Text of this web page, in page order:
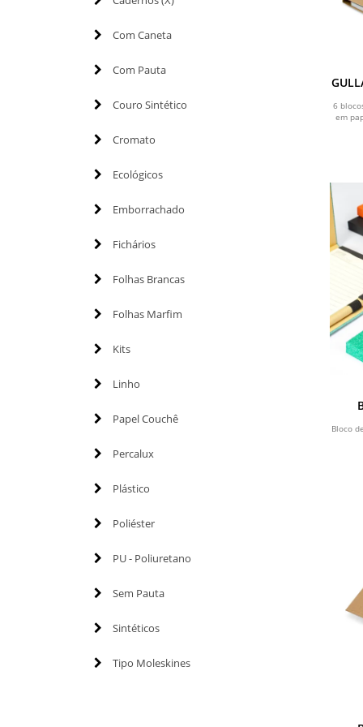
Com Caneta
Com Pauta
Couro Sintético
Cromato
Ecológicos
Emborrachado
Fichários
Folhas Brancas
Folhas Marfim
Kits
Linho
Papel Couchê
Percalux
Plástico
Poliéster
PU - Poliuretano
Sem Pauta
Sintéticos
Tipo Moleskines
6
em
Bloco